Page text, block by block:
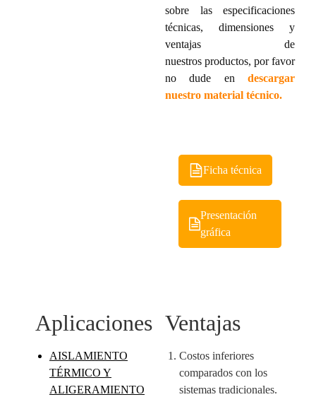
sobre las especificaciones
técnicas, dimensiones y
ventajas de
nuestros productos, por favor
no dude en descargar
nuestro material técnico.
Ficha técnica
Presentación
gráfica
Aplicaciones
AISLAMIENTO
TÉRMICO Y
ALIGERAMIENTO
Ventajas
Costos inferiores
comparados con los
sistemas tradicionales.